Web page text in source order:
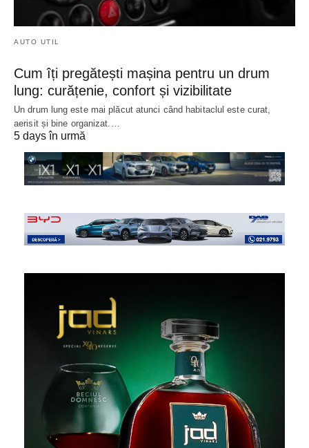
AUTO UTIL
Cum îți pregătești mașina pentru un drum
lung: curățenie, confort și vizibilitate
Un drum lung este mai plăcut atunci când habitaclul este curat,
aerisit și bine organizat.…
5 days în urmă